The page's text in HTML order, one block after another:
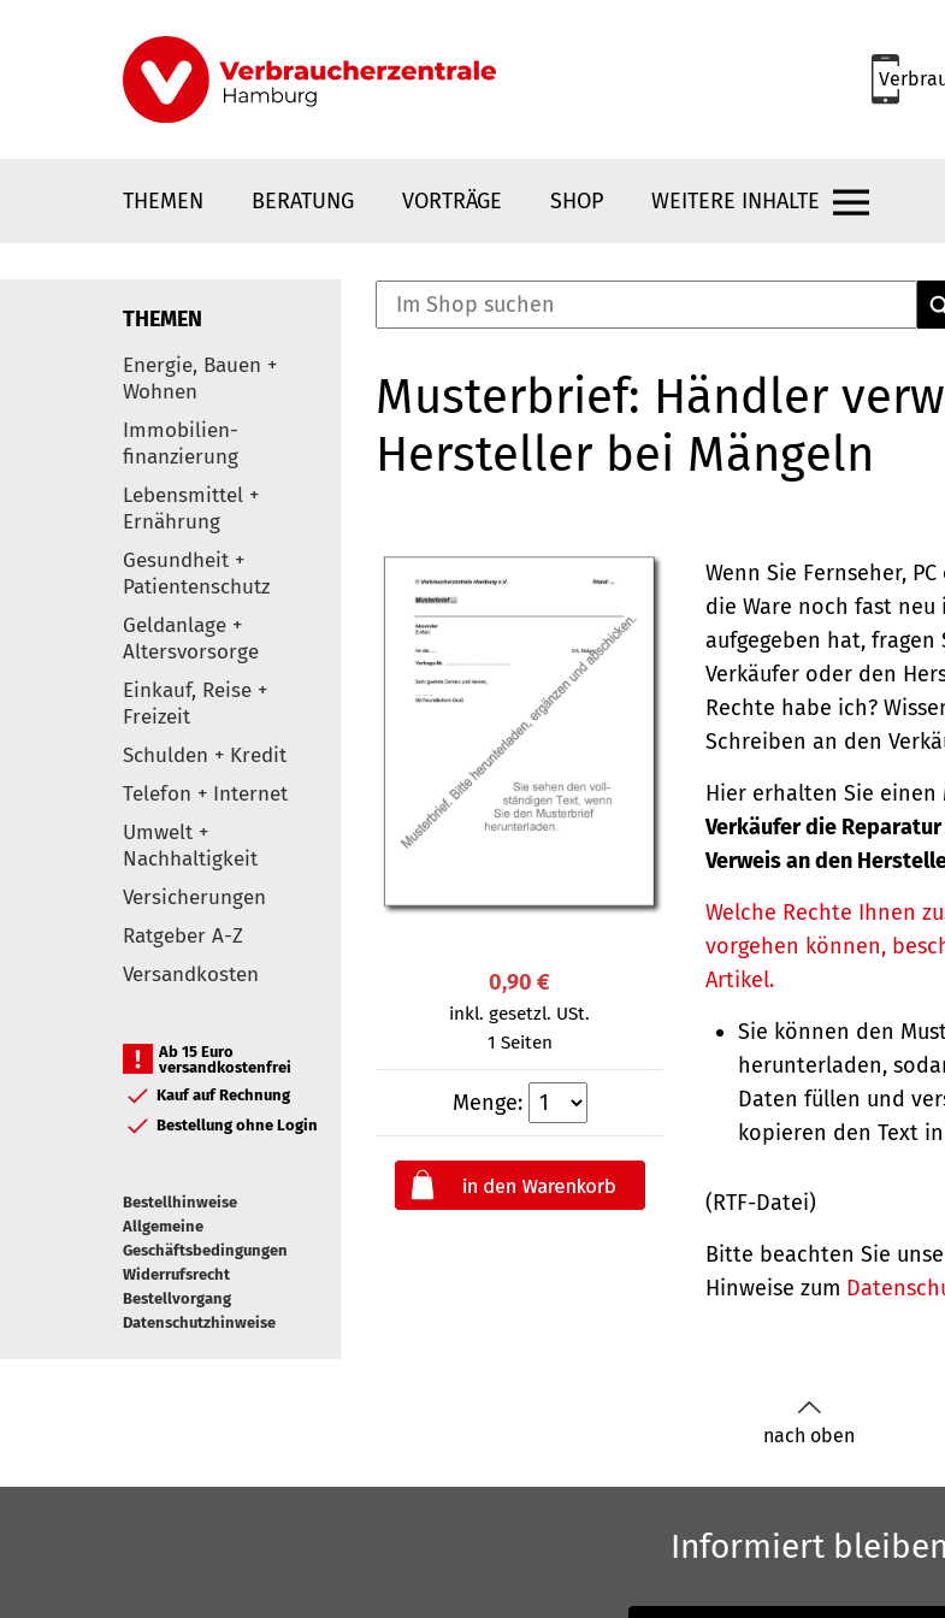
THEMEN BERATUNG VORTRÄGE SHOP WEITERE INHALTE
Elemente
THEMEN
Energie, Bauen +
Wohnen
Immobilien-
finanzierung
Lebensmittel +
Ernährung
Gesundheit +
Patientenschutz
Geldanlage +
Altersvorsorge
Einkauf, Reise +
Freizeit
Schulden + Kredit
Telefon + Internet
Umwelt +
Nachhaltigkeit
Versicherungen
Ratgeber A-Z
Versandkosten
Ab 15 Euro
versandkostenfrei
Kauf auf Rechnung
Bestellung ohne Login
Bestellhinweise
Allgemeine
Geschäftsbedingungen
Widerrufsrecht
Bestellvorgang
Datenschutzhinweise
Musterbrief: Händler
Hersteller bei Mängeln
0,90 €
inkl. gesetzl. USt.
1 Seiten
Menge:
Wenn Sie Fernseher,
die Ware noch fast
aufgegeben hat, fragen
Verkäufer oder den
Rechte habe ich?
Schreiben an den
Hier erhalten Sie
Verkäufer die
Verweis an den
Welche Rechte Ihnen
vorgehen können,
Artikel.
Sie können den
herunterladen,
Daten füllen und
kopieren den Text
(RTF-Datei)
Bitte beachten Sie
Hinweise zum
nach oben
Informiert bleiben